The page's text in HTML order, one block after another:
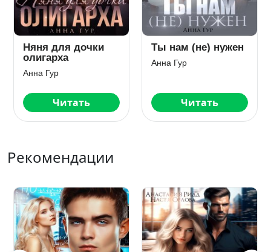
Наследник для
Ястреба!
Анна Гур
Читать
Малыш для Биг-
Босса
Читать
Рекомендации